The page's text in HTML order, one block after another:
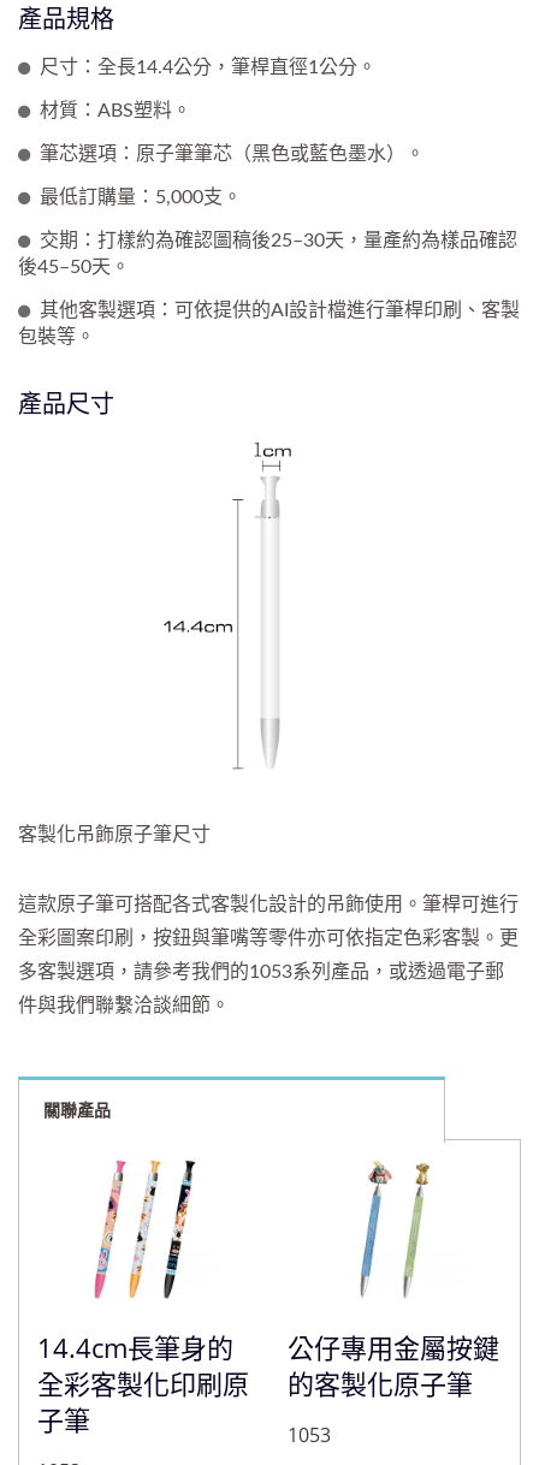
產品規格
尺寸：全長14.4公分，筆桿直徑1公分。
材質：ABS塑料。
筆芯選項：原子筆筆芯（黑色或藍色墨水）。
最低訂購量：5,000支。
交期：打樣約為確認圖稿後25–30天，量產約為樣品確認
後45–50天。
其他客製選項：可依提供的AI設計檔進行筆桿印刷、客製
包裝等。
產品尺寸
客製化吊飾原子筆尺寸
這款原子筆可搭配各式客製化設計的吊飾使用。筆桿可進行
全彩圖案印刷，按鈕與筆嘴等零件亦可依指定色彩客製。更
多客製選項，請參考我們的1053系列產品，或透過電子郵
件與我們聯繫洽談細節。
關聯產品
14.4cm長筆身的
全彩客製化印刷原
子筆
公仔專用金屬按鍵
的客製化原子筆
1053